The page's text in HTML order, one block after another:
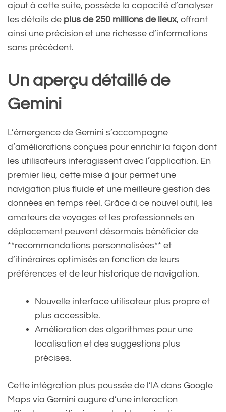
ajout à cette suite, possède la capacité d’analyser
les détails de plus de 250 millions de lieux, offrant
ainsi une précision et une richesse d’informations
sans précédent.
Un aperçu détaillé de
Gemini
L’émergence de Gemini s’accompagne
d’améliorations conçues pour enrichir la façon dont
les utilisateurs interagissent avec l’application. En
premier lieu, cette mise à jour permet une
navigation plus fluide et une meilleure gestion des
données en temps réel. Grâce à ce nouvel outil, les
amateurs de voyages et les professionnels en
déplacement peuvent désormais bénéficier de
**recommandations personnalisées** et
d’itinéraires optimisés en fonction de leurs
préférences et de leur historique de navigation.
Nouvelle interface utilisateur plus propre et
plus accessible.
Amélioration des algorithmes pour une
localisation et des suggestions plus
précises.
Cette intégration plus poussée de l’IA dans Google
Maps via Gemini augure d’une interaction